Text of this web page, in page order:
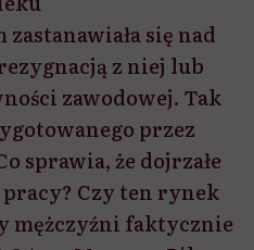
się nad
z niej lub
zawodowej. Tak
przez
sprawia, że dojrzałe
Czy ten rynek
mężczyźni faktycznie